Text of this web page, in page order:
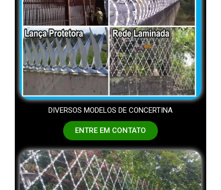
DIVERSOS MODELOS DE CONCERTINA
ENTRE EM CONTATO